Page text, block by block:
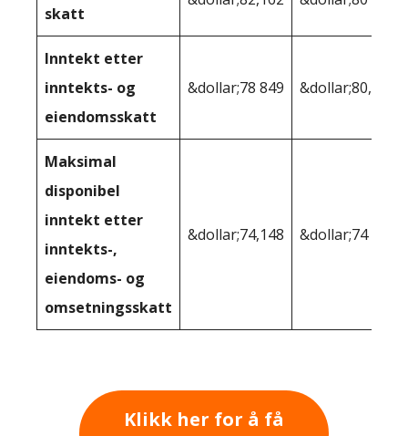
skatt
Inntekt etter
inntekts- og
eiendomsskatt
&dollar;78 849 &dollar;80,001
Maksimal
disponibel
inntekt etter
inntekts-,
eiendoms- og
omsetningsskatt
&dollar;74,148 &dollar;74 718
Klikk her for å få